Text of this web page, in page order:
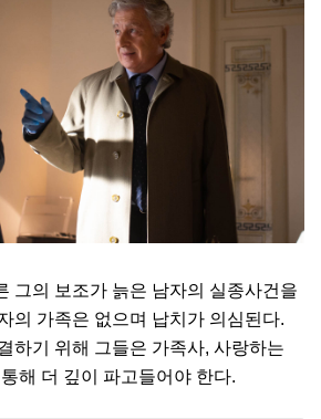
그의 보조가 늙은 남자의 실종사건을
의 가족은 없으며 납치가 의심된다.
하기 위해 그들은 가족사, 사랑하는
해 더 깊이 파고들어야 한다.